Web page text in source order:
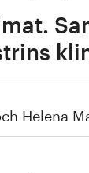
Helena